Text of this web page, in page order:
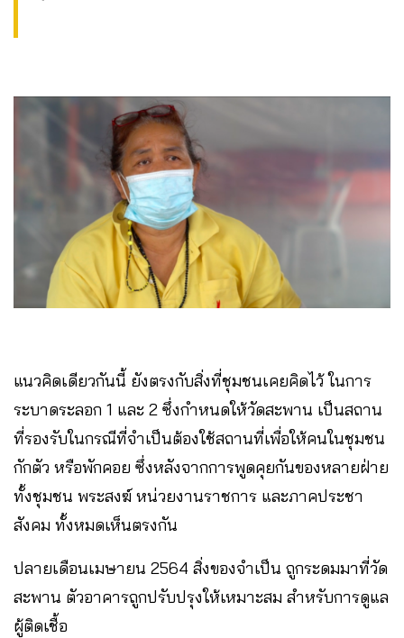
แนวคิดเดียวกันนี้ ยังตรงกับสิ่งที่ชุมชนเคยคิดไว้ ในการ
ระบาดระลอก 1 และ 2 ซึ่งกำหนดให้วัดสะพาน เป็นสถาน
ที่รองรับในกรณีที่จำเป็นต้องใช้สถานที่เพื่อให้คนในชุมชน
กักตัว หรือพักคอย ซึ่งหลังจากการพูดคุยกันของหลายฝ่าย
ทั้งชุมชน พระสงฆ์ หน่วยงานราชการ และภาคประชา
สังคม ทั้งหมดเห็นตรงกัน
ปลายเดือนเมษายน 2564 สิ่งของจำเป็น ถูกระดมมาที่วัด
สะพาน ตัวอาคารถูกปรับปรุงให้เหมาะสม สำหรับการดูแล
ผู้ติดเชื้อ